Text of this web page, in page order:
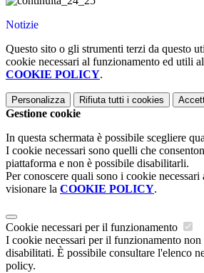
Notizie
Questo sito o gli strumenti terzi da questo
cookie necessari al funzionamento ed utili
COOKIE POLICY.
Personalizza Rifiuta tutti i cookies
Gestione cookie
In questa schermata è possibile scegliere
I cookie necessari sono quelli che
piattaforma e non è possibile disabilitarli.
Per conoscere quali sono i cookie
visionare la COOKIE POLICY.
Cookie necessari per il funzionamento
I cookie necessari per il funzionamento non
disabilitati. È possibile consultare l'elenco
policy.